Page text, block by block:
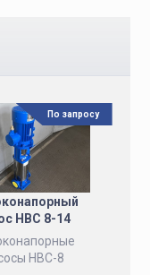
НВС 8-14
НВС-8
По запросу